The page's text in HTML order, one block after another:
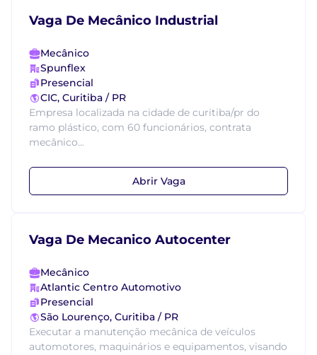
Vaga De Mecânico Industrial
Mecânico
Spunflex
Presencial
CIC, Curitiba / PR
Empresa localizada na cidade de curitiba/pr do
ramo plástico, com 60 funcionários, contrata
mecânico...
Abrir Vaga
Vaga De Mecanico Autocenter
Mecânico
Atlantic Centro Automotivo
Presencial
São Lourenço, Curitiba / PR
Executar a manutenção mecânica de veículos
automotores, maquinários e equipamentos, visando